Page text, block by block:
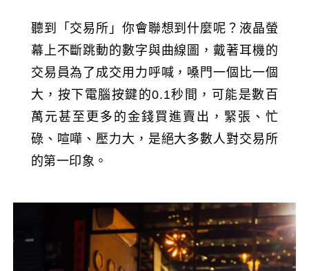
聽到「交易所」你會聯想到什麼呢？液晶螢
幕上不斷跳動的數字與曲線圖，戴著耳機的
交易員為了成交用力呼喊，嗓門一個比一個
大，按下電腦按鍵的0.1秒間，可能是數百
萬元甚至更多的金錢買進賣出，緊張、忙
碌、喧嘩、壓力大，是絕大多數人對交易所
的第一印象。